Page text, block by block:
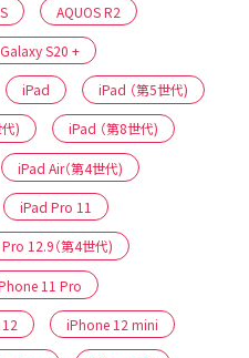
AQUOS R2
Galaxy S20 +
iPad iPad （第5世代)
) iPad （第8世代)
iPad Air（第4世代)
iPad Pro 11
12.9（第4世代)
11 Pro
iPhone 12 mini